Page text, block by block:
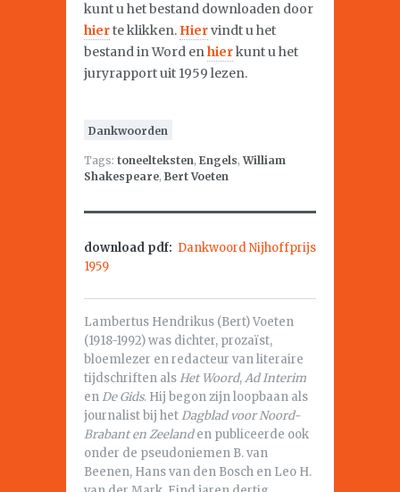
kunt u het bestand downloaden door
hierte klikken. Hiervindt u het
bestand in Word enhierkunt u het
juryrapport uit 1959 lezen.
Dankwoorden
Tags: toneelteksten, Engels,William
Shakespeare, Bert Voeten
download pdf: Dankwoord Nijhoffprijs
1959
Lambertus Hendrikus (Bert) Voeten
(1918-1992) was dichter, prozaïst,
bloemlezer en redacteur van literaire
tijdschriften alsHet Woord,Ad Interim
enDe Gids. Hij begon zijn loopbaan als
journalist bij hetDagblad voor Noord-
Brabant en Zeelanden publiceerde ook
onder de pseudoniemen B. van
Beenen, Hans van den Bosch en Leo H.